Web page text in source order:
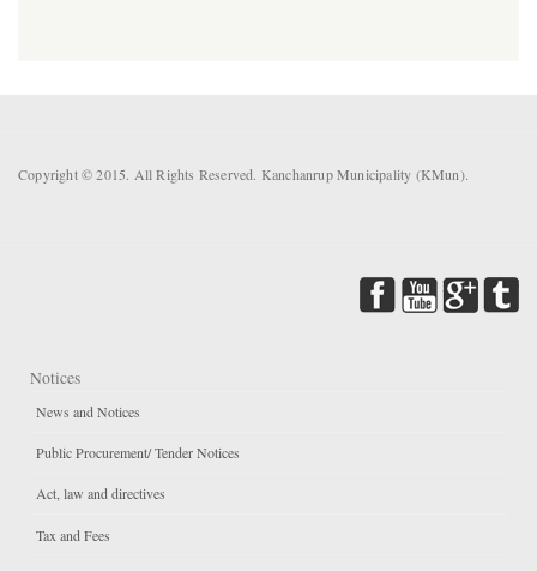
Copyright © 2015. All Rights Reserved. Kanchanrup Municipality (KMun).
Notices
News and Notices
Public Procurement/ Tender Notices
Act, law and directives
Tax and Fees